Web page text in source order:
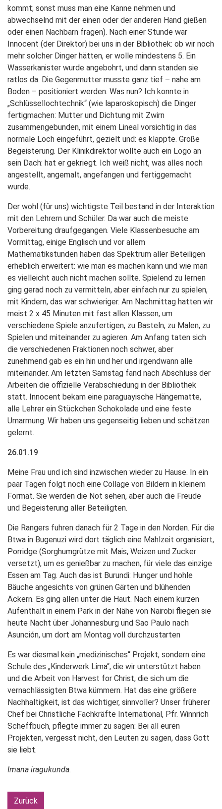
kommt; sonst muss man eine Kanne nehmen und
abwechselnd mit der einen oder der anderen Hand gießen
oder einen Nachbarn fragen). Nach einer Stunde war
Innocent (der Direktor) bei uns in der Bibliothek: ob wir noch
mehr solcher Dinger hätten, er wolle mindestens 5. Ein
Wasserkanister wurde angebohrt, und dann standen sie
ratlos da. Die Gegenmutter musste ganz tief – nahe am
Boden – positioniert werden. Was nun? Ich konnte in
„Schlüssellochtechnik“ (wie laparoskopisch) die Dinger
fertigmachen: Mutter und Dichtung mit Zwirn
zusammengebunden, mit einem Lineal vorsichtig in das
normale Loch eingeführt, gezielt und: es klappte. Große
Begeisterung. Der Klinikdirektor wollte auch ein Logo an
sein Dach: hat er gekriegt. Ich weiß nicht, was alles noch
angestellt, angemalt, angefangen und fertiggemacht
wurde.
Der wohl (für uns) wichtigste Teil bestand in der Interaktion
mit den Lehrern und Schüler. Da war auch die meiste
Vorbereitung draufgegangen. Viele Klassenbesuche am
Vormittag, einige Englisch und vor allem
Mathematikstunden haben das Spektrum aller Beteiligen
erheblich erweitert: wie man es machen kann und wie man
es vielleicht auch nicht machen sollte. Spielend zu lernen
ging gerad noch zu vermitteln, aber einfach nur zu spielen,
mit Kindern, das war schwieriger. Am Nachmittag hatten wir
meist 2 x 45 Minuten mit fast allen Klassen, um
verschiedene Spiele anzufertigen, zu Basteln, zu Malen, zu
Spielen und miteinander zu agieren. Am Anfang taten sich
die verschiedenen Fraktionen noch schwer, aber
zunehmend gab es ein hin und her und irgendwann alle
miteinander. Am letzten Samstag fand nach Abschluss der
Arbeiten die offizielle Verabschiedung in der Bibliothek
statt. Innocent bekam eine paraguayische Hängematte,
alle Lehrer ein Stückchen Schokolade und eine feste
Umarmung. Wir haben uns gegenseitig lieben und schätzen
gelernt.
26.01.19
Meine Frau und ich sind inzwischen wieder zu Hause. In ein
paar Tagen folgt noch eine Collage von Bildern in kleinem
Format. Sie werden die Not sehen, aber auch die Freude
und Begeisterung aller Beteiligten.
Die Rangers fuhren danach für 2 Tage in den Norden. Für die
Btwa in Bugenuzi wird dort täglich eine Mahlzeit organisiert,
Porridge (Sorghumgrütze mit Mais, Weizen und Zucker
versetzt), um es genießbar zu machen, für viele das einzige
Essen am Tag. Auch das ist Burundi: Hunger und hohle
Bäuche angesichts von grünen Gärten und blühenden
Äckern. Es ging allen unter die Haut. Nach einem kurzen
Aufenthalt in einem Park in der Nähe von Nairobi fliegen sie
heute Nacht über Johannesburg und Sao Paulo nach
Asunción, um dort am Montag voll durchzustarten
Es war diesmal kein „medizinisches“ Projekt, sondern eine
Schule des „Kinderwerk Lima“, die wir unterstützt haben
und die Arbeit von Harvest for Christ, die sich um die
vernachlässigten Btwa kümmern. Hat das eine größere
Nachhaltigkeit, ist das wichtiger, sinnvoller? Unser früherer
Chef bei Christliche Fachkräfte International, Pfr. Winnrich
Scheffbuch, pflegte immer zu sagen: Bei all euren
Projekten, vergesst nicht, den Leuten zu sagen, dass Gott
sie liebt.
Imana iragukunda.
Zurück